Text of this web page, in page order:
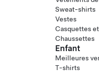
Sweat-shirts
Vestes
Casquettes
Chaussettes
Enfant
Meilleures
T-shirts